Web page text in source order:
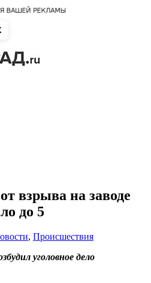
взрыва на заводе
до 5
, Происшествия
уголовное дело